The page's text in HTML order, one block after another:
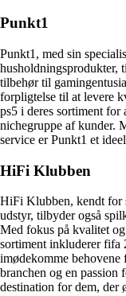
Punkt1
Punkt1, med sin
husholdningsprodukter,
tilbehør til
forpligtelse til at levere
ps5 i deres sortiment for
nichegruppe af kunder.
service er Punkt1 et
HiFi Klubben
HiFi Klubben, kendt for
udstyr, tilbyder også
Med fokus på kvalitet
sortiment inkluderer fifa
imødekomme behovene
branchen og en
destination for dem, der